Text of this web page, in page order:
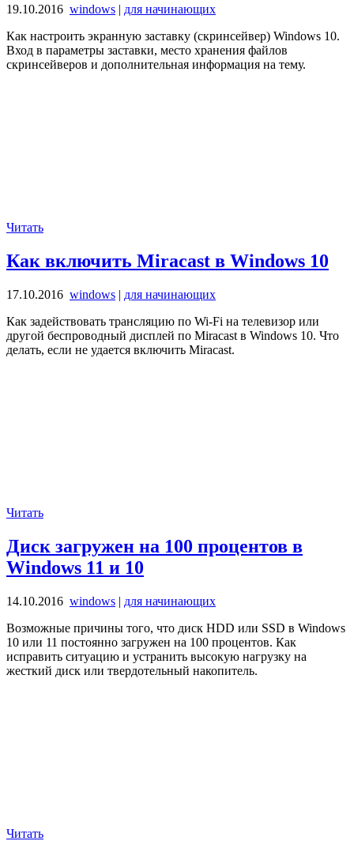
19.10.2016 windows | для начинающих
Как настроить экранную заставку (скринсейвер) Windows 10.
Вход в параметры заставки, место хранения файлов
скринсейверов и дополнительная информация на тему.
Читать
Как включить Miracast в Windows 10
17.10.2016 windows | для начинающих
Как задействовать трансляцию по Wi-Fi на телевизор или
другой беспроводный дисплей по Miracast в Windows 10. Что
делать, если не удается включить Miracast.
Читать
Диск загружен на 100 процентов в
Windows 11 и 10
14.10.2016 windows | для начинающих
Возможные причины того, что диск HDD или SSD в Windows
10 или 11 постоянно загружен на 100 процентов. Как
исправить ситуацию и устранить высокую нагрузку на
жесткий диск или твердотельный накопитель.
Читать